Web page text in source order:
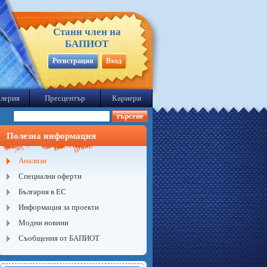
Стани член на
БАПИОТ
Регистрация Вход
Пресцентър Кариери
Полезна информация
Анализи
Специални оферти
България в ЕС
Информация за проекти
Модни новини
Съобщения от БАПИОТ